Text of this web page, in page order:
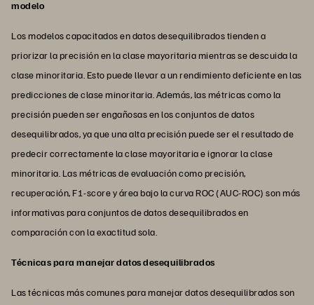
modelo
Los modelos capacitados en datos desequilibrados tienden a
priorizar la precisión en la clase mayoritaria mientras se descuida la
clase minoritaria. Esto puede llevar a un rendimiento deficiente en las
predicciones de clase minoritaria. Además, las métricas como la
precisión pueden ser engañosas en los conjuntos de datos
desequilibrados, ya que una alta precisión puede ser el resultado de
predecir correctamente la clase mayoritaria e ignorar la clase
minoritaria. Las métricas de evaluación como precisión,
recuperación, F1-score y área bajo la curva ROC (AUC-ROC) son más
informativas para conjuntos de datos desequilibrados en
comparación con la exactitud sola.
Técnicas para manejar datos desequilibrados
Las técnicas más comunes para manejar datos desequilibrados son